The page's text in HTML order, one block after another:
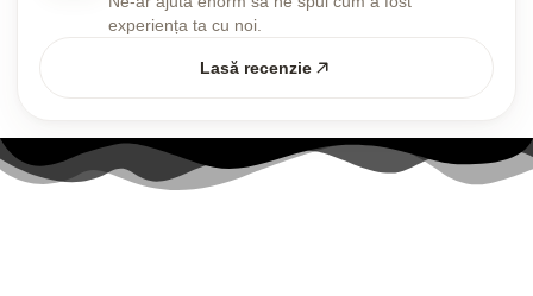
experiența ta cu noi.
Lasă recenzie